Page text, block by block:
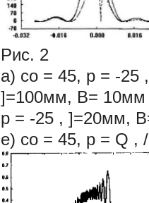
Рис. 2
а) со = 45, р = -25
]=100мм, В= 10мм
р = -25 , ]=20мм,
е) со = 45, р = Q